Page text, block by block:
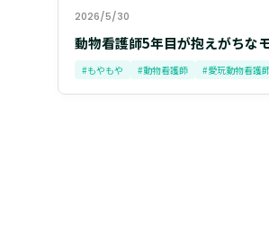
2026/5/30
動物看護師5年目が抱えがちな
#もやもや #動物看護師 #愛玩動物看護